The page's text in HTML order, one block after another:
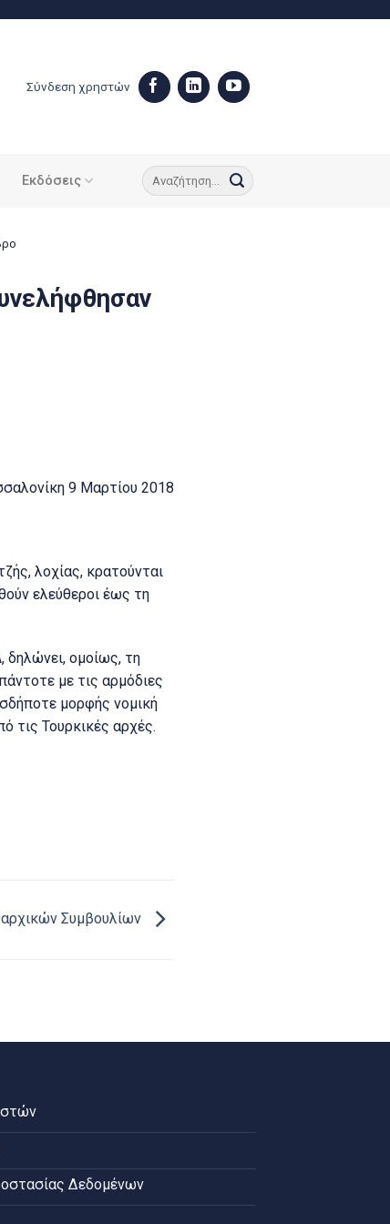
Σύνδεση χρηστών
Εκδόσεις
9 Μαρτίου 2018
λοχίας, κρατούνται
ελεύθεροι έως τη
δηλώνει, ομοίως, τη
με τις αρμόδιες
μορφής νομική
τις Τουρκικές αρχές.
Συμβουλίων
Δεδομένων